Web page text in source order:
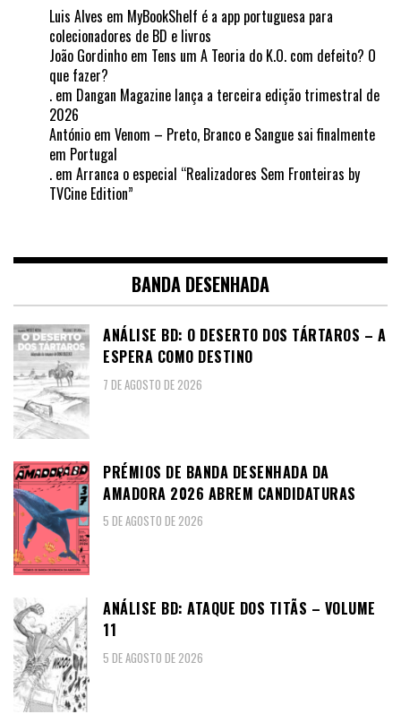
Luis Alves em MyBookShelf é a app portuguesa para
colecionadores de BD e livros
João Gordinho em Tens um A Teoria do K.O. com defeito? O
que fazer?
. em Dangan Magazine lança a terceira edição trimestral de
2026
António em Venom – Preto, Branco e Sangue sai finalmente
em Portugal
. em Arranca o especial “Realizadores Sem Fronteiras by
TVCine Edition”
BANDA DESENHADA
ANÁLISE BD: O DESERTO DOS TÁRTAROS – A
ESPERA COMO DESTINO
7 DE AGOSTO DE 2026
PRÉMIOS DE BANDA DESENHADA DA
AMADORA 2026 ABREM CANDIDATURAS
5 DE AGOSTO DE 2026
ANÁLISE BD: ATAQUE DOS TITÃS – VOLUME
11
5 DE AGOSTO DE 2026